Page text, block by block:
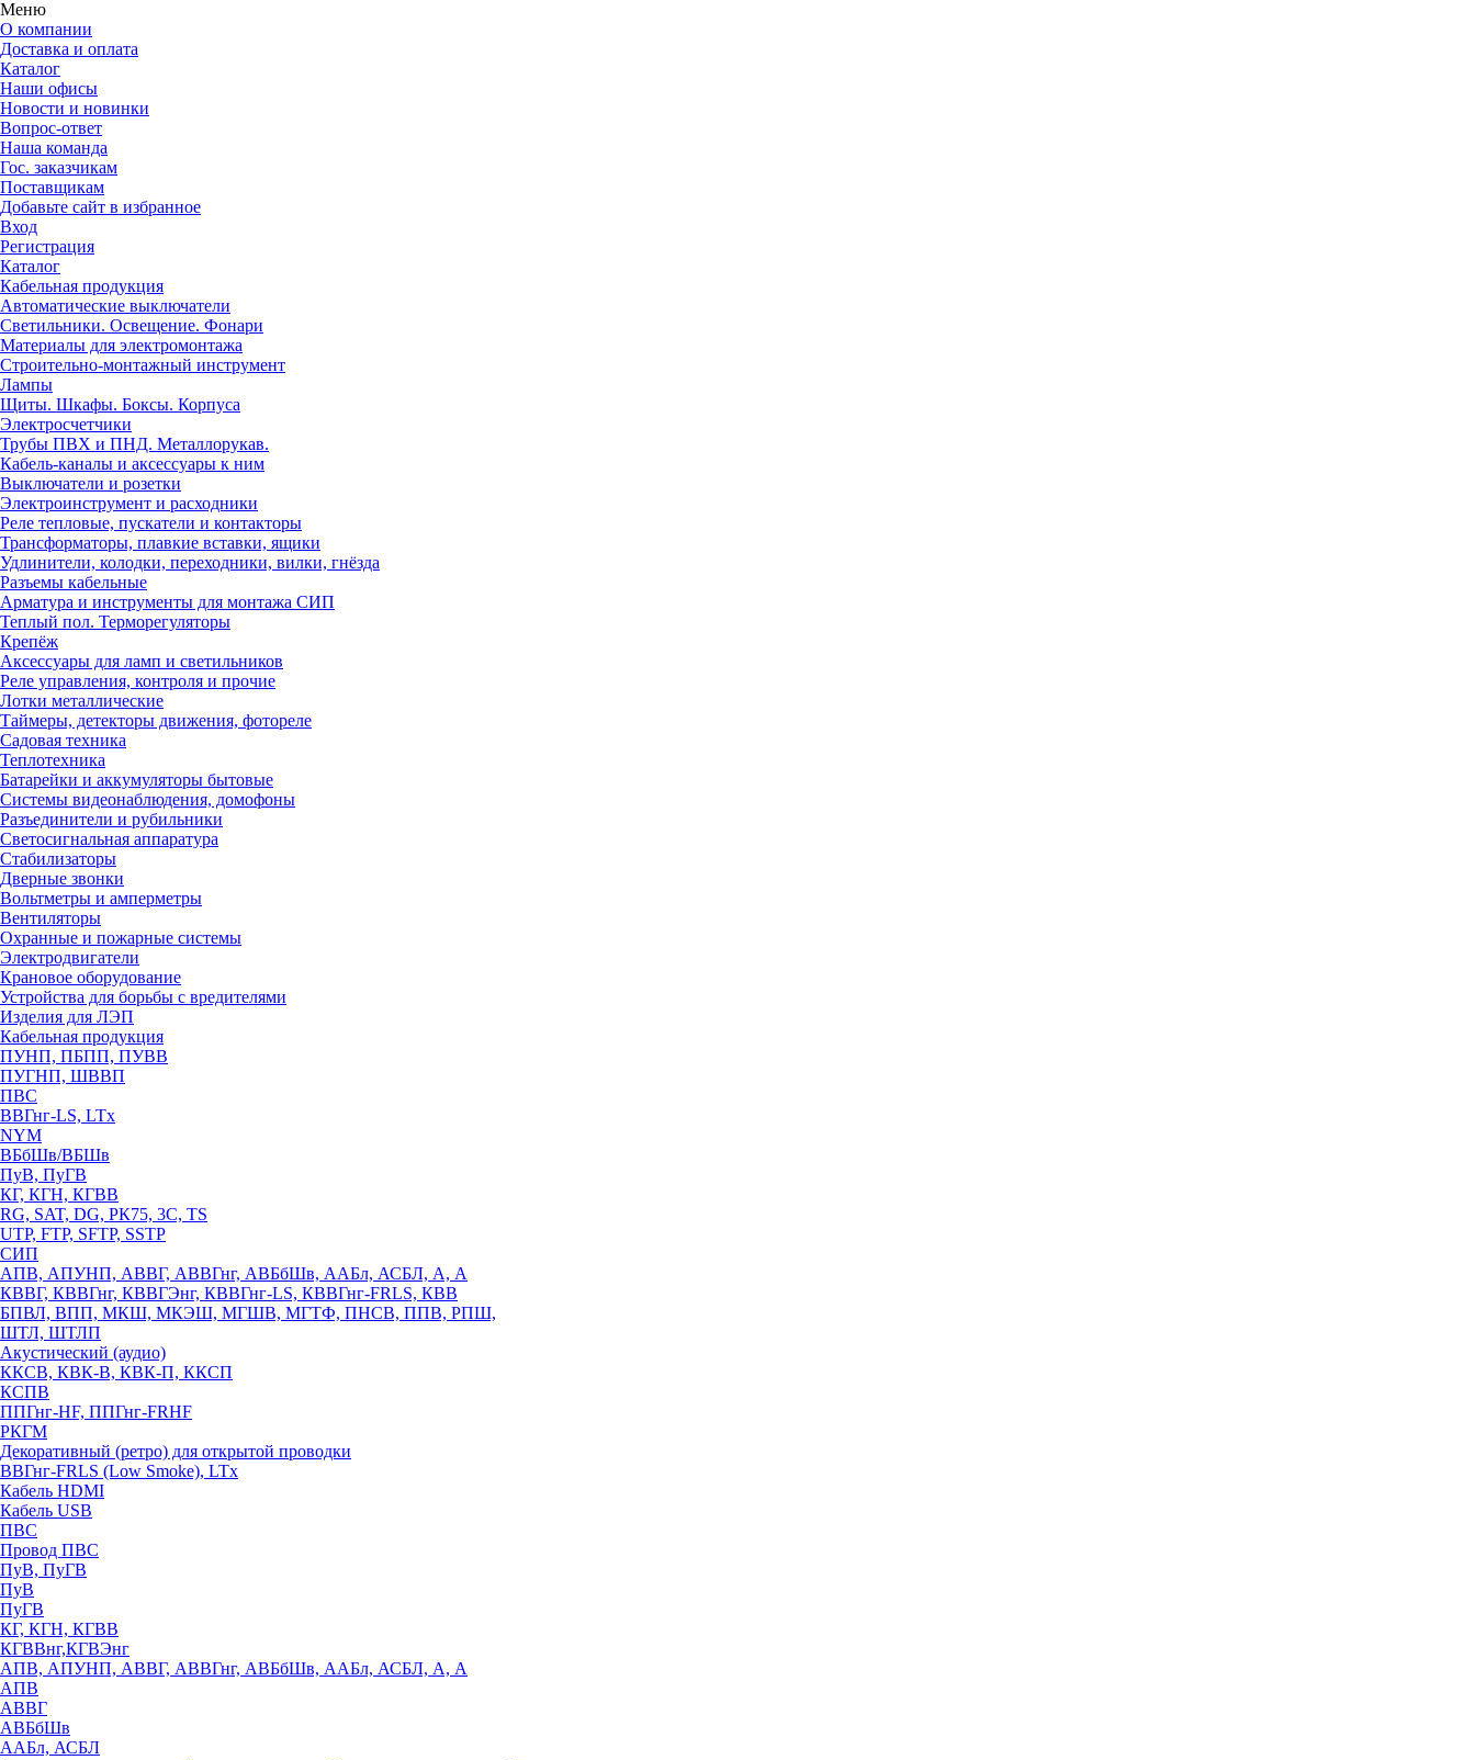
Меню
О компании
Доставка и оплата
Каталог
Наши офисы
Новости и новинки
Вопрос-ответ
Наша команда
Гос. заказчикам
Поставщикам
Добавьте сайт в избранное
Вход
Регистрация
Каталог
Кабельная продукция
Автоматические выключатели
Светильники. Освещение. Фонари
Материалы для электромонтажа
Строительно-монтажный инструмент
Лампы
Щиты. Шкафы. Боксы. Корпуса
Электросчетчики
Трубы ПВХ и ПНД. Металлорукав.
Кабель-каналы и аксессуары к ним
Выключатели и розетки
Электроинструмент и расходники
Реле тепловые, пускатели и контакторы
Трансформаторы, плавкие вставки, ящики
Удлинители, колодки, переходники, вилки, гнёзда
Разъемы кабельные
Арматура и инструменты для монтажа СИП
Теплый пол. Терморегуляторы
Крепёж
Аксессуары для ламп и светильников
Реле управления, контроля и прочие
Лотки металлические
Таймеры, детекторы движения, фотореле
Садовая техника
Теплотехника
Батарейки и аккумуляторы бытовые
Системы видеонаблюдения, домофоны
Разъединители и рубильники
Светосигнальная аппаратура
Стабилизаторы
Дверные звонки
Вольтметры и амперметры
Вентиляторы
Охранные и пожарные системы
Электродвигатели
Крановое оборудование
Устройства для борьбы с вредителями
Изделия для ЛЭП
Кабельная продукция
ПУНП, ПБПП, ПУВВ
ПУГНП, ШВВП
ПВС
ВВГнг-LS, LTx
NYM
ВБбШв/ВБШв
ПуВ, ПуГВ
КГ, КГН, КГВВ
RG, SAT, DG, РК75, 3С, TS
UTP, FTP, SFTP, SSTP
СИП
АПВ, АПУНП, АВВГ, АВВГнг, АВБбШв, ААБл, АСБЛ, А, А
КВВГ, КВВГнг, КВВГЭнг, КВВГнг-LS, КВВГнг-FRLS, КВВ
БПВЛ, ВПП, МКШ, МКЭШ, МГШВ, МГТФ, ПНСВ, ППВ, РПШ,
ШТЛ, ШТЛП
Акустический (аудио)
ККСВ, КВК-В, КВК-П, ККСП
КСПВ
ППГнг-HF, ППГнг-FRHF
РКГМ
Декоративный (ретро) для открытой проводки
ВВГнг-FRLS (Low Smoke), LTx
Кабель HDMI
Кабель USB
ПВС
Провод ПВС
ПуВ, ПуГВ
ПуВ
ПуГВ
КГ, КГН, КГВВ
КГВВнг,КГВЭнг
АПВ, АПУНП, АВВГ, АВВГнг, АВБбШв, ААБл, АСБЛ, А, А
АПВ
АВВГ
АВБбШв
ААБл, АСБЛ